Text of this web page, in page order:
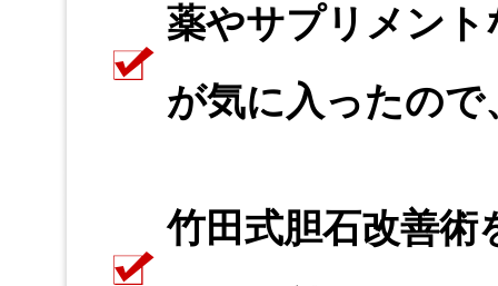
薬やサプリメン
が気に入ったの
竹田式胆石改善術